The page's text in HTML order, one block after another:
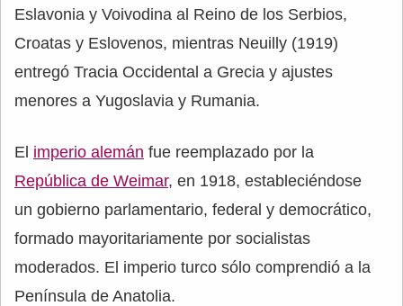
Eslavonia y Voivodina al Reino de los Serbios,
Croatas y Eslovenos, mientras Neuilly (1919)
entregó Tracia Occidental a Grecia y ajustes
menores a Yugoslavia y Rumania.
El imperio alemán fue reemplazado por la
República de Weimar, en 1918, estableciéndose
un gobierno parlamentario, federal y democrático,
formado mayoritariamente por socialistas
moderados. El imperio turco sólo comprendió a la
Península de Anatolia.